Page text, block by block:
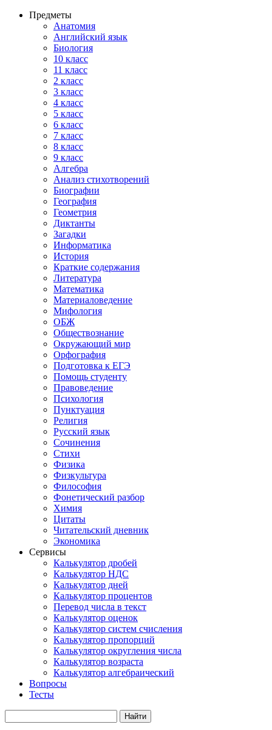
Предметы
Анатомия
Английский язык
Биология
10 класс
11 класс
2 класс
3 класс
4 класс
5 класс
6 класс
7 класс
8 класс
9 класс
Алгебра
Анализ стихотворений
Биографии
География
Геометрия
Диктанты
Загадки
Информатика
История
Краткие содержания
Литература
Математика
Материаловедение
Мифология
ОБЖ
Обществознание
Окружающий мир
Орфография
Подготовка к ЕГЭ
Помощь студенту
Правоведение
Психология
Пунктуация
Религия
Русский язык
Сочинения
Стихи
Физика
Физкультура
Философия
Фонетический разбор
Химия
Цитаты
Читательский дневник
Экономика
Сервисы
Калькулятор дробей
Калькулятор НДС
Калькулятор дней
Калькулятор процентов
Перевод числа в текст
Калькулятор оценок
Калькулятор систем счисления
Калькулятор пропорций
Калькулятор округления числа
Калькулятор возраста
Калькулятор алгебраический
Вопросы
Тесты
Найти